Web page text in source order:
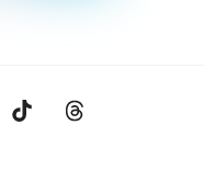
YouTube Tiktok